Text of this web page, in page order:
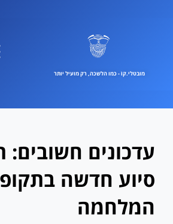
מובטלי.קוֹ - כמו הלשכה, רק מועיל יותר
עדכונים חשובים:
סיוע חדשה
המלחמה